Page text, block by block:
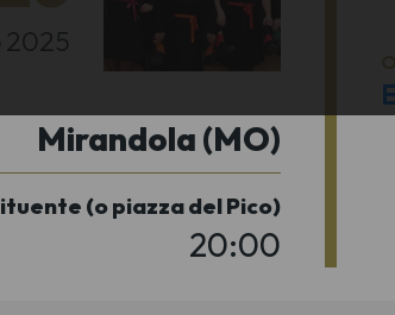
2025
Mirandola (MO)
(o piazza del Pico)
20:00